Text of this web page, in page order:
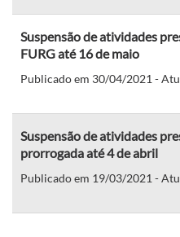
Suspensão de atividades
FURG até 16 de maio
Publicado em 30/04/2021 -
Suspensão de atividades
prorrogada até 4 de abril
Publicado em 19/03/2021 -